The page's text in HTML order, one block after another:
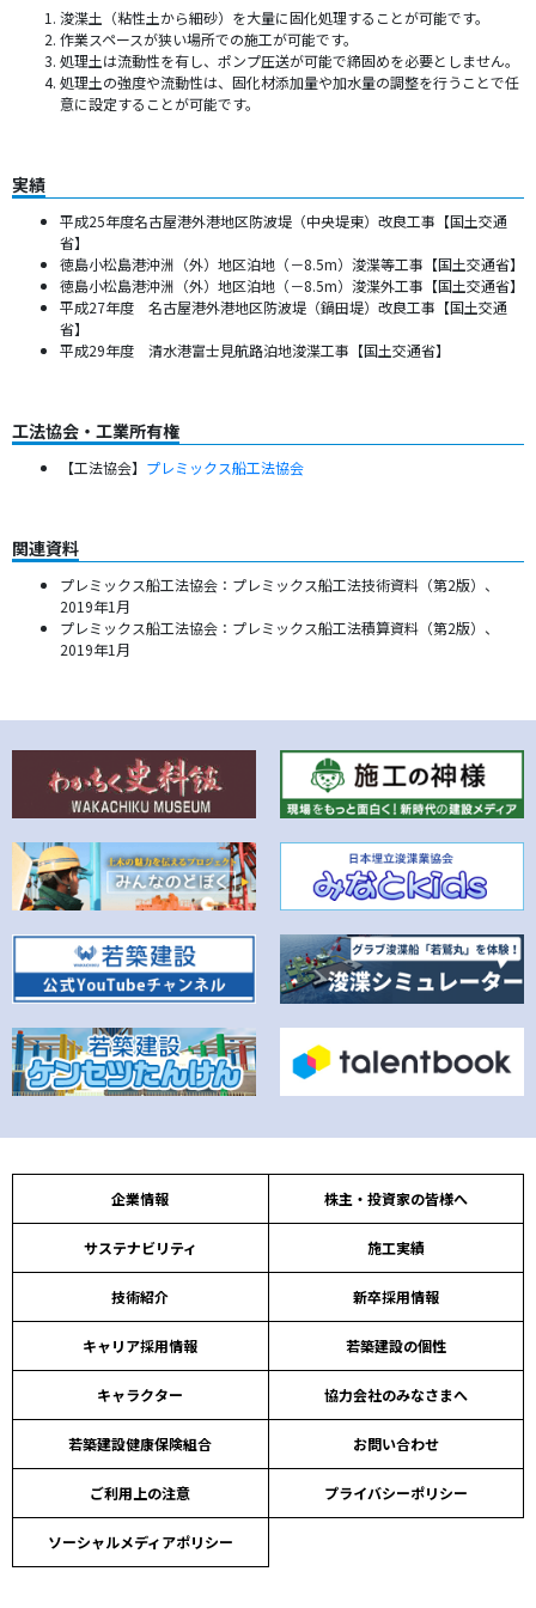
浚渫土（粘性土から細砂）を大量に固化処理することが可能です。
作業スペースが狭い場所での施工が可能です。
処理土は流動性を有し、ポンプ圧送が可能で締固めを必要としません。
処理土の強度や流動性は、固化材添加量や加水量の調整を行うことで任
意に設定することが可能です。
実績
平成25年度名古屋港外港地区防波堤（中央堤東）改良工事【国土交通
省】
徳島小松島港沖洲（外）地区泊地（－8.5m）浚渫等工事【国土交通省】
徳島小松島港沖洲（外）地区泊地（－8.5m）浚渫外工事【国土交通省】
平成27年度 名古屋港外港地区防波堤（鍋田堤）改良工事【国土交通
省】
平成29年度 清水港富士見航路泊地浚渫工事【国土交通省】
工法協会・工業所有権
【工法協会】 プレミックス船工法協会
関連資料
プレミックス船工法協会：プレミックス船工法技術資料（第2版）、
2019年1月
プレミックス船工法協会：プレミックス船工法積算資料（第2版）、
2019年1月
企業情報 株主・投資家の皆様へ
サステナビリティ 施工実績
技術紹介 新卒採用情報
キャリア採用情報 若築建設の個性
キャラクター 協力会社のみなさまへ
若築建設健康保険組合 お問い合わせ
ご利用上の注意 プライバシーポリシー
ソーシャルメディアポリシー